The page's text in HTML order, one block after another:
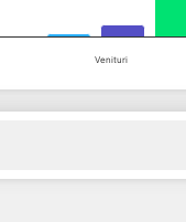
Venituri